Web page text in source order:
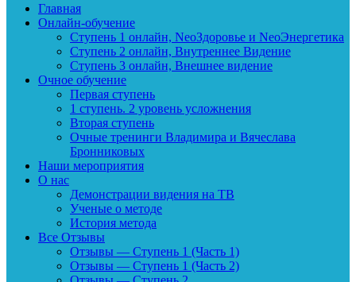
Главная
Онлайн-обучение
Ступень 1 онлайн, NeoЗдоровье и NeoЭнергетика
Ступень 2 онлайн, Внутреннее Видение
Ступень 3 онлайн, Внешнее видение
Очное обучение
Первая ступень
1 ступень. 2 уровень усложнения
Вторая ступень
Очные тренинги Владимира и Вячеслава
Бронниковых
Наши мероприятия
О нас
Демонстрации видения на ТВ
Ученые о методе
История метода
Все Отзывы
Отзывы — Ступень 1 (Часть 1)
Отзывы — Ступень 1 (Часть 2)